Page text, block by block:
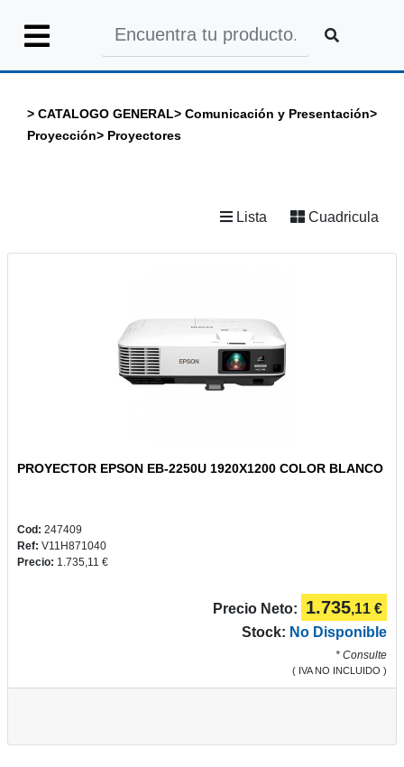
> CATALOGO GENERAL> Comunicación y Presentación>
Proyección> Proyectores
Lista Cuadricula
PROYECTOR EPSON EB-2250U 1920X1200 COLOR BLANCO
Cod: 247409
Ref: V11H871040
Precio: 1.735,11 €
Precio Neto: 1.735,11 €
Stock: No Disponible
* Consulte
( IVA NO INCLUIDO )
Sesión
CATALOGO
PLUS
CAMPUS